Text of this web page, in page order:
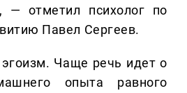
— отметил психолог по
Павел Сергеев.
Чаще речь идет о
опыта равного